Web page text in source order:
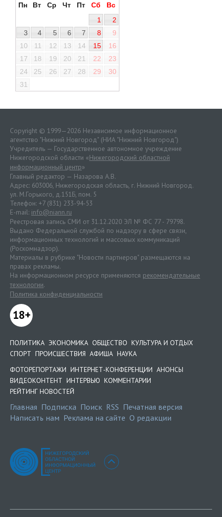
Пн Вт Ср Чт Пт Сб
Вс
1
2
3
4 5 6 7 8
9
10
11 12 13 14 15
16
17
18 19 20 21 22
23
24
25 26 27 28 29
30
31
Copyright © 1999—2026 Независимое информационное
агентство "Нижний Новгород" (НИА "Нижний Новгород")
Учредитель — Государственное автономное учреждение
Нижегородской области «Нижегородский областной
информационный центр»
Главный редактор — Назарова А.В.
Адрес: 603006, Нижегородская область, г. Нижний Новгород.
ул. М.Горького, д.151Б, пом. 5
Телефон: +7 (831) 233-94-53
E-mail: info@niann.ru
Реестровая запись СМИ от 31.12.2020 ЭЛ № ФС 77 - 79798.
Выдано Федеральной службой по надзору в сфере связи,
информационных технологий и массовых коммуникаций
(Роскомнадзор).
Материалы в рубрике "Новости партнеров" размещаются на
правах рекламы.
На информационном ресурсе применяются рекомендательные
технологии.
Политика конфиденциальности
18+
ПОЛИТИКА ЭКОНОМИКА ОБЩЕСТВО КУЛЬТУРА И ОТДЫХ
СПОРТ ПРОИСШЕСТВИЯ АФИША НАУКА
ФОТОРЕПОРТАЖИ ИНТЕРНЕТ-КОНФЕРЕНЦИИ АНОНСЫ
ВИДЕОКОНТЕНТ ИНТЕРВЬЮ КОММЕНТАРИИ
РЕЙТИНГ НОВОСТЕЙ
Главная Подписка Поиск RSS Печатная версия
Написать нам Реклама на сайте О редакции